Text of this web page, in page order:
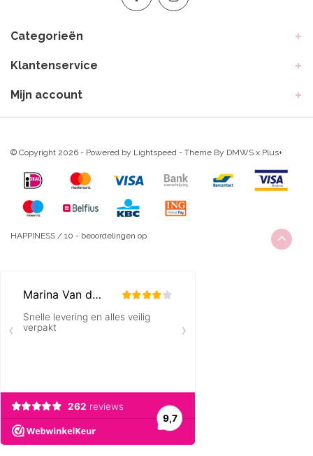
Categorieën
Klantenservice
Mijn account
© Copyright 2026 - Powered by Lightspeed - Theme By DMWS x Plus+
HAPPINESS / 10 - beoordelingen op